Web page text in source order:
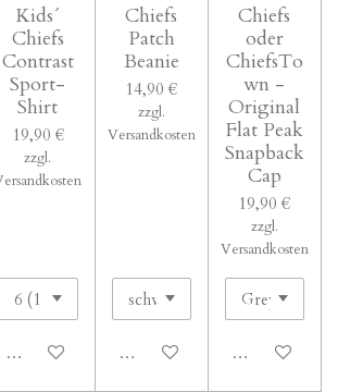
Kids´
Chiefs
Contrast
Sport-
Shirt
19,90 €
zzgl.
In den Warenkorb
Chiefs
Patch
Beanie
14,90 €
zzgl.
Versandkosten
In den Warenkorb
Chiefs
oder
ChiefsTo
wn -
Original
Flat Peak
Snapback
Cap
19,90 €
zzgl.
Versandkosten
In den